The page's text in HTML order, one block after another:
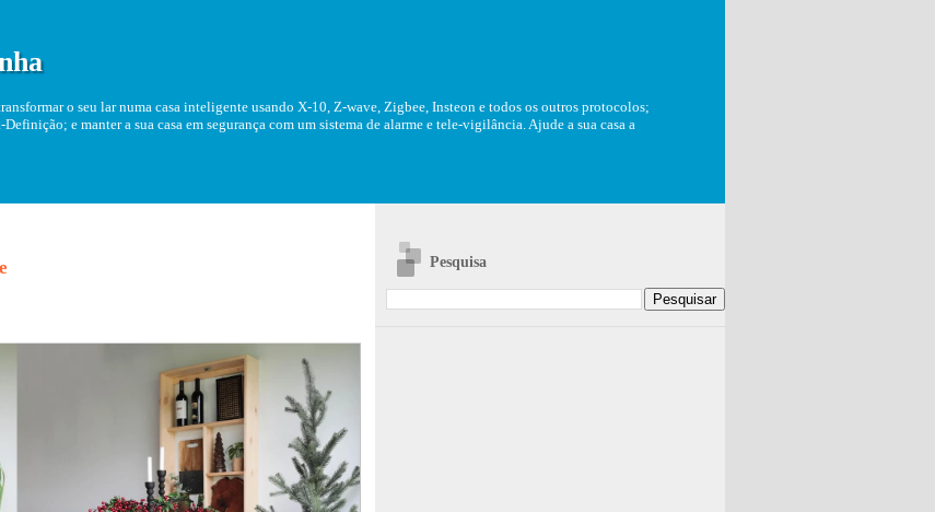
o seu lar numa casa inteligente usando X-10, Z-wave, Zigbee, Insteon e todos os outros protocolos;
e manter a sua casa em segurança com um sistema de alarme e tele-vigilância. Ajude a sua casa a
Pesquisa